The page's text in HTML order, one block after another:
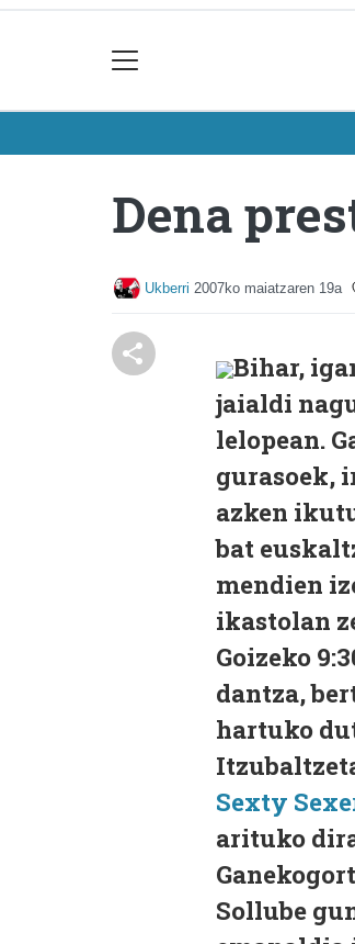
Dena
Ukberri 2007ko maiatzaren 19a
Bihar,
jaialdi
lelopean.
gurasoek,
azken
bat
mendien
ikastolan
Goizeko
dantza,
hartuko
Sexty
arituko
Sollube